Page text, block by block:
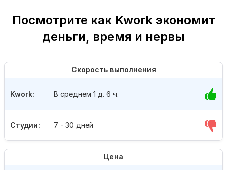
Посмотрите как Kwork экономит
деньги, время и нервы
Скорость выполнения
Студии: 7 - 30 дней
Kwork: В среднем 1 д. 6 ч.
Цена